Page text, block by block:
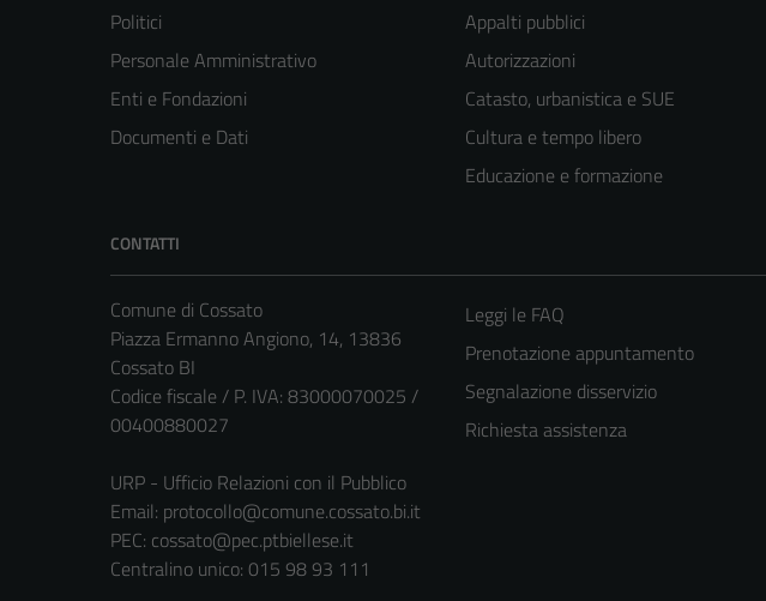
Politici
Personale Amministrativo
Enti e Fondazioni
Documenti e Dati
Appalti pubblici
Autorizzazioni
Catasto, urbanistica e SUE
Cultura e tempo libero
Educazione e formazione
CONTATTI
Comune di Cossato
Piazza Ermanno Angiono, 14, 13836
Cossato BI
Codice fiscale / P. IVA: 83000070025 /
00400880027
URP - Ufficio Relazioni con il Pubblico
Email: protocollo@comune.cossato.bi.it
PEC: cossato@pec.ptbiellese.it
Centralino unico: 015 98 93 111
Leggi le FAQ
Prenotazione appuntamento
Segnalazione disservizio
Richiesta assistenza